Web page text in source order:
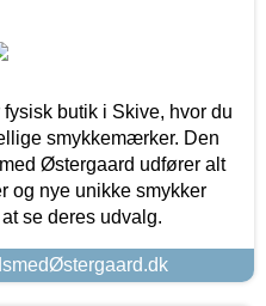
butik i Skive, hvor du
smykkemærker. Den
Østergaard udfører alt
og nye unikke smykker
se deres udvalg.